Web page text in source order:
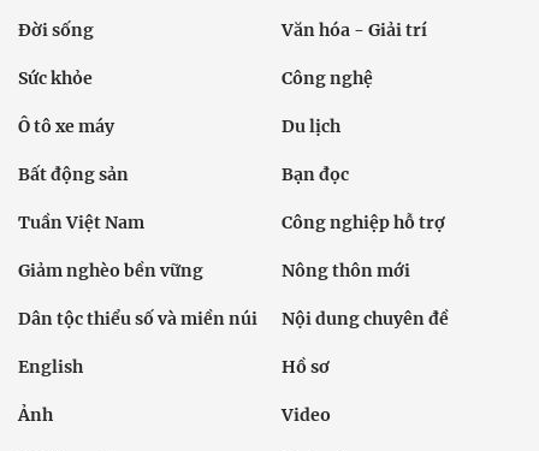
Đời sống Văn hóa - Giải trí
Sức khỏe Công nghệ
Ô tô xe máy Du lịch
Bất động sản Bạn đọc
Tuần Việt Nam Công nghiệp hỗ trợ
Giảm nghèo bền vững Nông thôn mới
Dân tộc thiểu số và miền núi Nội dung chuyên đề
English Hồ sơ
Ảnh Video